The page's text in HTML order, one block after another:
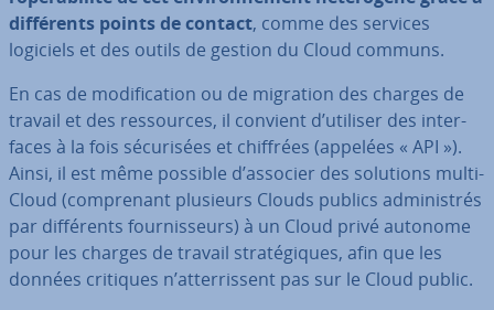
dif­fé­rents points de contact, comme des services
logiciels et des outils de gestion du Cloud communs.
En cas de mo­di­fi­ca­tion ou de migration des charges de
travail et des res­sources, il convient d’utiliser des in­ter­
faces à la fois sé­cu­ri­sées et chiffrées (appelées « API »).
Ainsi, il est même possible d’associer des solutions multi-
Cloud (com­pre­nant plusieurs Clouds publics ad­mi­nis­trés
par dif­fé­rents four­nis­seurs) à un Cloud privé autonome
pour les charges de travail stra­té­giques, afin que les
données critiques n’at­ter­ris­sent pas sur le Cloud public.